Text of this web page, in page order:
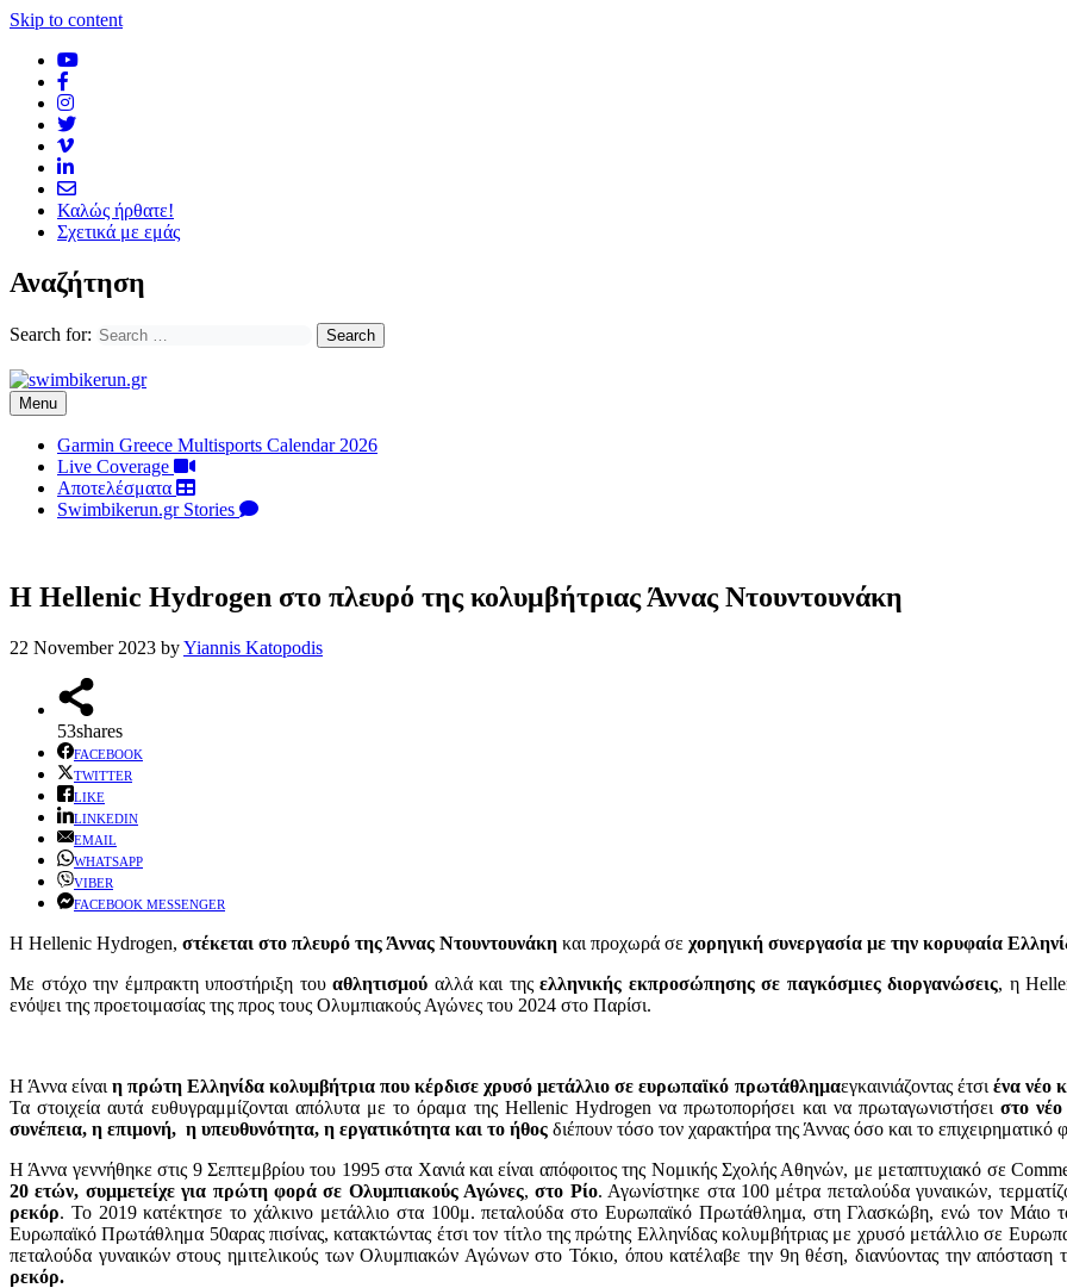
Skip to content
Καλώς ήρθατε!
Σχετικά με εμάς
Αναζήτηση
Search for:
Menu
Garmin Greece Multisports Calendar 2026
Live Coverage
Αποτελέσματα
Swimbikerun.gr Stories
Η Hellenic Hydrogen στο πλευρό της κολυμβήτριας Άννας Ντουντουνάκη
22 November 2023 byYiannis Katopodis
53shares
FACEBOOK
TWITTER
LIKE
LINKEDIN
EMAIL
WHATSAPP
VIBER
FACEBOOK MESSENGER
Η Hellenic Hydrogen, στέκεται στο πλευρό της Άννας Ντουντουνάκη και προχωρά σε χορηγική συνεργασία με την κορυφαία
Με στόχο την έμπρακτη υποστήριξη τουαθλητισμού αλλά και τηςελληνικής εκπροσώπησης σε παγκόσμιες διοργανώσεις, η
ενόψει της προετοιμασίας της προς τους Ολυμπιακούς Αγώνες του 2024 στο Παρίσι.
Η Άννα είναιη πρώτη Ελληνίδα κολυμβήτρια που κέρδισε χρυσό μετάλλιο σε ευρωπαϊκό πρωτάθλημαεγκαινιάζοντας έτσι ένα νέο
Τα στοιχεία αυτά ευθυγραμμίζονται απόλυτα με το όραμα της Hellenic Hydrogen να πρωτοπορήσει και να πρωταγωνιστήσει στο
συνέπεια, η επιμονή, η υπευθυνότητα, η εργατικότητα και το ήθος διέπουν τόσο τον χαρακτήρα της Άννας όσο και το
Η Άννα γεννήθηκε στις 9 Σεπτεμβρίου του 1995 στα Χανιά και είναι απόφοιτος της Νομικής Σχολής Αθηνών, με μεταπτυχιακό σε
20 ετών, συμμετείχε για πρώτη φορά σε Ολυμπιακούς Αγώνες,στο Ρίο. Αγωνίστηκε στα 100 μέτρα πεταλούδα γυναικών,
ρεκόρ. Το 2019 κατέκτησε το χάλκινο μετάλλιο στα 100μ. πεταλούδα στο Ευρωπαϊκό Πρωτάθλημα, στη Γλασκώβη, ενώ τον Μάιο
Ευρωπαϊκό Πρωτάθλημα 50αρας πισίνας, κατακτώντας έτσι τον τίτλο της πρώτης Ελληνίδας κολυμβήτριας με χρυσό μετάλλιο σε
πεταλούδα γυναικών στους ημιτελικούς των Ολυμπιακών Αγώνων στο Τόκιο, όπου κατέλαβε την 9η θέση, διανύοντας την
ρεκόρ.